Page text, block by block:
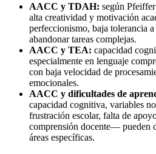
AACC y TDAH: según
alta creatividad y motivación
perfeccionismo, baja tolerancia
abandonar tareas complejas.
AACC y TEA: capacidad
especialmente en lenguaje
con baja velocidad de
emocionales.
AACC y dificultades de
capacidad cognitiva, variables
frustración escolar, falta de
comprensión docente— pueden
áreas específicas.